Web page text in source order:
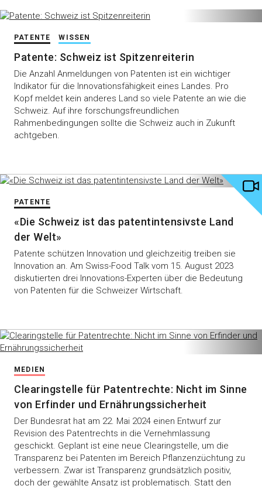
PATENTE WISSEN
Patente: Schweiz ist Spitzenreiterin
Die Anzahl Anmeldungen von Patenten ist ein wichtiger
Indikator für die Innovationsfähigkeit eines Landes. Pro
Kopf meldet kein anderes Land so viele Patente an wie die
Schweiz. Auf ihre forschungsfreundlichen
Rahmenbedingungen sollte die Schweiz auch in Zukunft
achtgeben.
PATENTE
«Die Schweiz ist das patentintensivste Land
der Welt»
Patente schützen Innovation und gleichzeitig treiben sie
Innovation an. Am Swiss-Food Talk vom 15. August 2023
diskutierten drei Innovations-Experten über die Bedeutung
von Patenten für die Schweizer Wirtschaft.
MEDIEN
Clearingstelle für Patentrechte: Nicht im Sinne
von Erfinder und Ernährungssicherheit
Der Bundesrat hat am 22. Mai 2024 einen Entwurf zur
Revision des Patentrechts in die Vernehmlassung
geschickt. Geplant ist eine neue Clearingstelle, um die
Transparenz bei Patenten im Bereich Pflanzenzüchtung zu
verbessern. Zwar ist Transparenz grundsätzlich positiv,
doch der gewählte Ansatz ist problematisch. Statt den